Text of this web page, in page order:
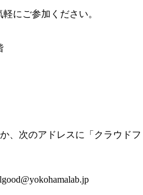
にご参加ください。
、次のアドレスに「クラウド